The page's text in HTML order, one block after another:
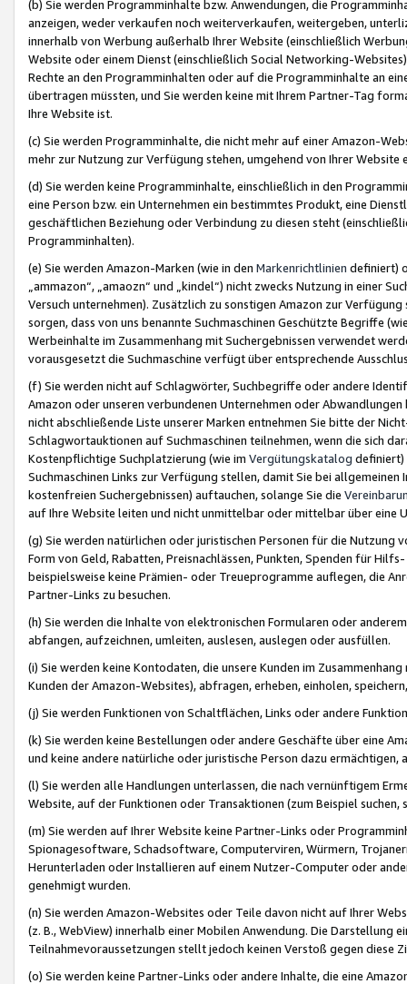
(b) Sie werden Programminhalte bzw. Anwendungen, die
anzeigen, weder verkaufen noch weiterverkaufen, weitergeben,
innerhalb von Werbung außerhalb Ihrer Website (einschließlich
Website oder einem Dienst (einschließlich Social Networking-
Rechte an den Programminhalten oder auf die Programminhalte an
übertragen müssten, und Sie werden keine mit Ihrem Partner-Tag
Ihre Website ist.
(c) Sie werden Programminhalte, die nicht mehr auf einer Amazon-
mehr zur Nutzung zur Verfügung stehen, umgehend von Ihrer
(d) Sie werden keine Programminhalte, einschließlich in den
eine Person bzw. ein Unternehmen ein bestimmtes Produkt, eine
geschäftlichen Beziehung oder Verbindung zu diesen steht
Programminhalten).
(e) Sie werden Amazon-Marken (wie in den Markenrichtlinien definiert)
„ammazon“, „amaozn“ und „kindel“) nicht zwecks Nutzung in einer
Versuch unternehmen). Zusätzlich zu sonstigen Amazon zur
sorgen, dass von uns benannte Suchmaschinen Geschützte Begriffe
Werbeinhalte im Zusammenhang mit Suchergebnissen verwendet
vorausgesetzt die Suchmaschine verfügt über entsprechende
(f) Sie werden nicht auf Schlagwörter, Suchbegriffe oder andere
Amazon oder unseren verbundenen Unternehmen oder
nicht abschließende Liste unserer Marken entnehmen Sie bitte der
Schlagwortauktionen auf Suchmaschinen teilnehmen, wenn die sich
Kostenpflichtige Suchplatzierung (wie im Vergütungskatalog definiert)
Suchmaschinen Links zur Verfügung stellen, damit Sie bei
kostenfreien Suchergebnissen) auftauchen, solange Sie die
auf Ihre Website leiten und nicht unmittelbar oder mittelbar über eine
(g) Sie werden natürlichen oder juristischen Personen für die Nutzung
Form von Geld, Rabatten, Preisnachlässen, Punkten, Spenden für
beispielsweise keine Prämien- oder Treueprogramme auflegen, die
Partner-Links zu besuchen.
(h) Sie werden die Inhalte von elektronischen Formularen oder
abfangen, aufzeichnen, umleiten, auslesen, auslegen oder ausfüllen.
(i) Sie werden keine Kontodaten, die unsere Kunden im
Kunden der Amazon-Websites), abfragen, erheben, einholen,
(j) Sie werden Funktionen von Schaltflächen, Links oder andere
(k) Sie werden keine Bestellungen oder andere Geschäfte über eine
und keine andere natürliche oder juristische Person dazu
(l) Sie werden alle Handlungen unterlassen, die nach vernünftigem
Website, auf der Funktionen oder Transaktionen (zum Beispiel
(m) Sie werden auf Ihrer Website keine Partner-Links oder
Spionagesoftware, Schadsoftware, Computerviren, Würmern,
Herunterladen oder Installieren auf einem Nutzer-Computer oder
genehmigt wurden.
(n) Sie werden Amazon-Websites oder Teile davon nicht auf Ihrer
(z. B., WebView) innerhalb einer Mobilen Anwendung. Die Darstellung
Teilnahmevoraussetzungen stellt jedoch keinen Verstoß gegen diese
(o) Sie werden keine Partner-Links oder andere Inhalte, die eine